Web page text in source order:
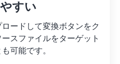
すい
ードして変換ボタンをク
ースファイルをターゲット
可能です。